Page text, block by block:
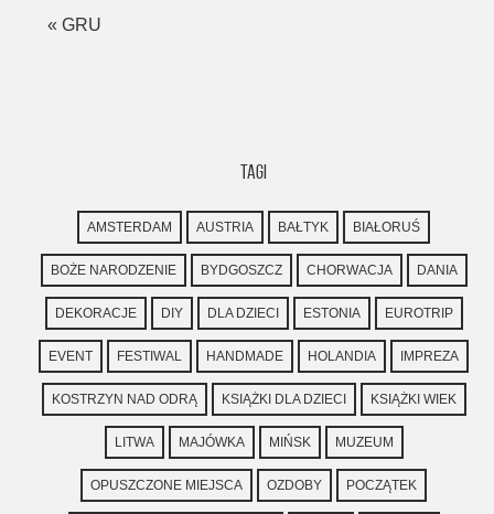
« GRU
TAGI
AMSTERDAM AUSTRIA BAŁTYK BIAŁORUŚ
BOŻE NARODZENIE BYDGOSZCZ CHORWACJA DANIA
DEKORACJE DIY DLA DZIECI ESTONIA EUROTRIP
EVENT FESTIWAL HANDMADE HOLANDIA IMPREZA
KOSTRZYN NAD ODRĄ KSIĄŻKI DLA DZIECI KSIĄŻKI WIEK
LITWA MAJÓWKA MIŃSK MUZEUM
OPUSZCZONE MIEJSCA OZDOBY POCZĄTEK